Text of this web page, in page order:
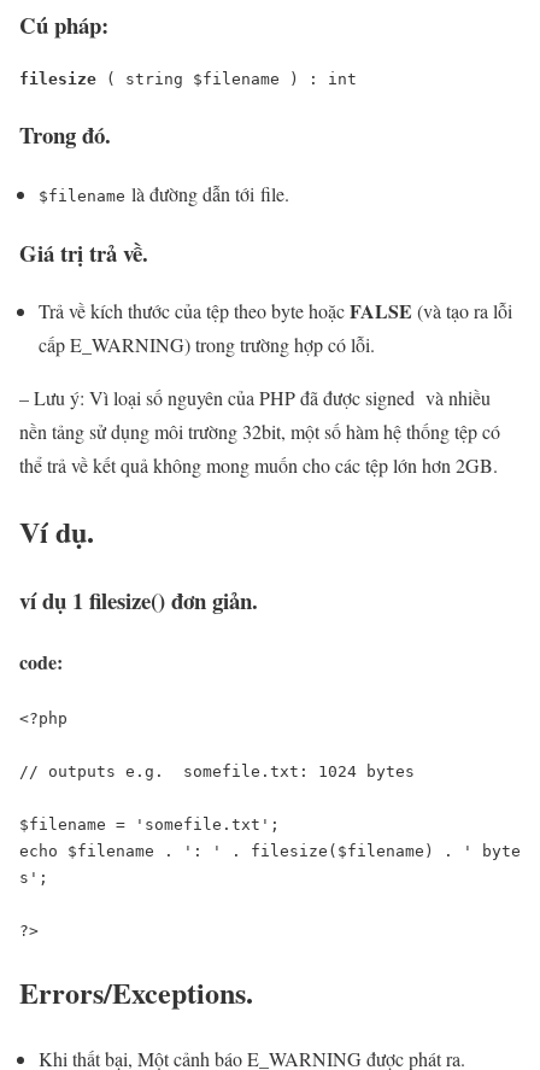
Cú pháp:
filesize ( string $filename ) : int
Trong đó.
$filename là đường dẫn tới file.
Giá trị trả về.
Trả về kích thước của tệp theo byte hoặcFALSE (và tạo ra lỗi
cấp E_WARNING) trong trường hợp có lỗi.
– Lưu ý: Vì loại số nguyên của PHP đã được signed và nhiều
nền tảng sử dụng môi trường 32bit, một số hàm hệ thống tệp có
thể trả về kết quả không mong muốn cho các tệp lớn hơn 2GB.
Ví dụ.
ví dụ 1 filesize() đơn giản.
code:
<?php
// outputs e.g.  somefile.txt: 1024 bytes
$filename = 'somefile.txt';
echo $filename . ': ' . filesize($filename) . ' byte
s';
?>
Errors/Exceptions.
Khi thất bại, Một cảnh báo E_WARNING được phát ra.